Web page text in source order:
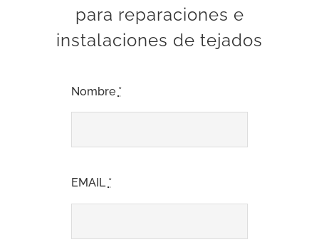
para reparaciones e
instalaciones de tejados
Nombre *
EMAIL *